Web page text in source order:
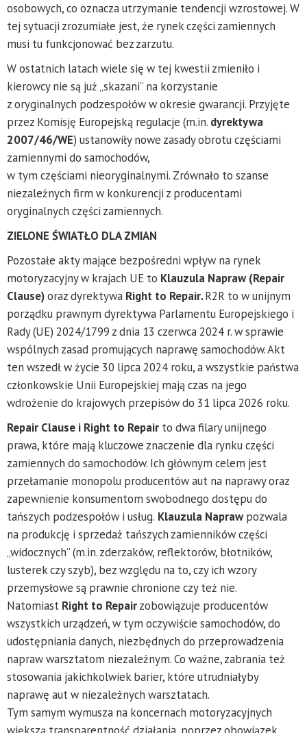
osobowych, co oznacza utrzymanie tendencji wzrostowej. W
tej sytuacji zrozumiałe jest, że rynek części zamiennych
musi tu funkcjonować bez zarzutu.
W ostatnich latach wiele się w tej kwestii zmieniło i
kierowcy nie są już „skazani” na korzystanie
z oryginalnych podzespołów w okresie gwarancji. Przyjęte
przez Komisję Europejską regulacje (m.in. dyrektywa
2007/46/WE) ustanowiły nowe zasady obrotu częściami
zamiennymi do samochodów,
w tym częściami nieoryginalnymi. Zrównało to szanse
niezależnych firm w konkurencji z producentami
oryginalnych części zamiennych.
ZIELONE ŚWIATŁO DLA ZMIAN
Pozostałe akty mające bezpośredni wpływ na rynek
motoryzacyjny w krajach UE to Klauzula Napraw (Repair
Clause)oraz dyrektywa Right to Repair.R2R to w unijnym
porządku prawnym dyrektywa Parlamentu Europejskiego i
Rady (UE) 2024/1799 z dnia 13 czerwca 2024 r. w sprawie
wspólnych zasad promujących naprawę samochodów. Akt
ten wszedł w życie 30 lipca 2024 roku, a wszystkie państwa
członkowskie Unii Europejskiej mają czas na jego
wdrożenie do krajowych przepisów do 31 lipca 2026 roku.
Repair Clause i Right to Repair to dwa filary unijnego
prawa, które mają kluczowe znaczenie dla rynku części
zamiennych do samochodów. Ich głównym celem jest
przełamanie monopolu producentów aut na naprawy oraz
zapewnienie konsumentom swobodnego dostępu do
tańszych podzespołów i usług. Klauzula Napraw pozwala
na produkcję i sprzedaż tańszych zamienników części
„widocznych” (m.in. zderzaków, reflektorów, błotników,
lusterek czy szyb), bez względu na to, czy ich wzory
przemysłowe są prawnie chronione czy też nie.
Natomiast Right to Repairzobowiązuje producentów
wszystkich urządzeń, w tym oczywiście samochodów, do
udostępniania danych, niezbędnych do przeprowadzenia
napraw warsztatom niezależnym. Co ważne, zabrania też
stosowania jakichkolwiek barier, które utrudniałyby
naprawę aut w niezależnych warsztatach.
Tym samym wymusza na koncernach motoryzacyjnych